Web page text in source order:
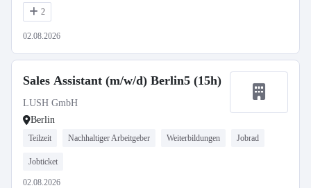
2
02.08.2026
Sales Assistant (m/w/d) Berlin5 (15h)
LUSH GmbH
Berlin
Teilzeit Nachhaltiger Arbeitgeber Weiterbildungen Jobrad
Jobticket
02.08.2026